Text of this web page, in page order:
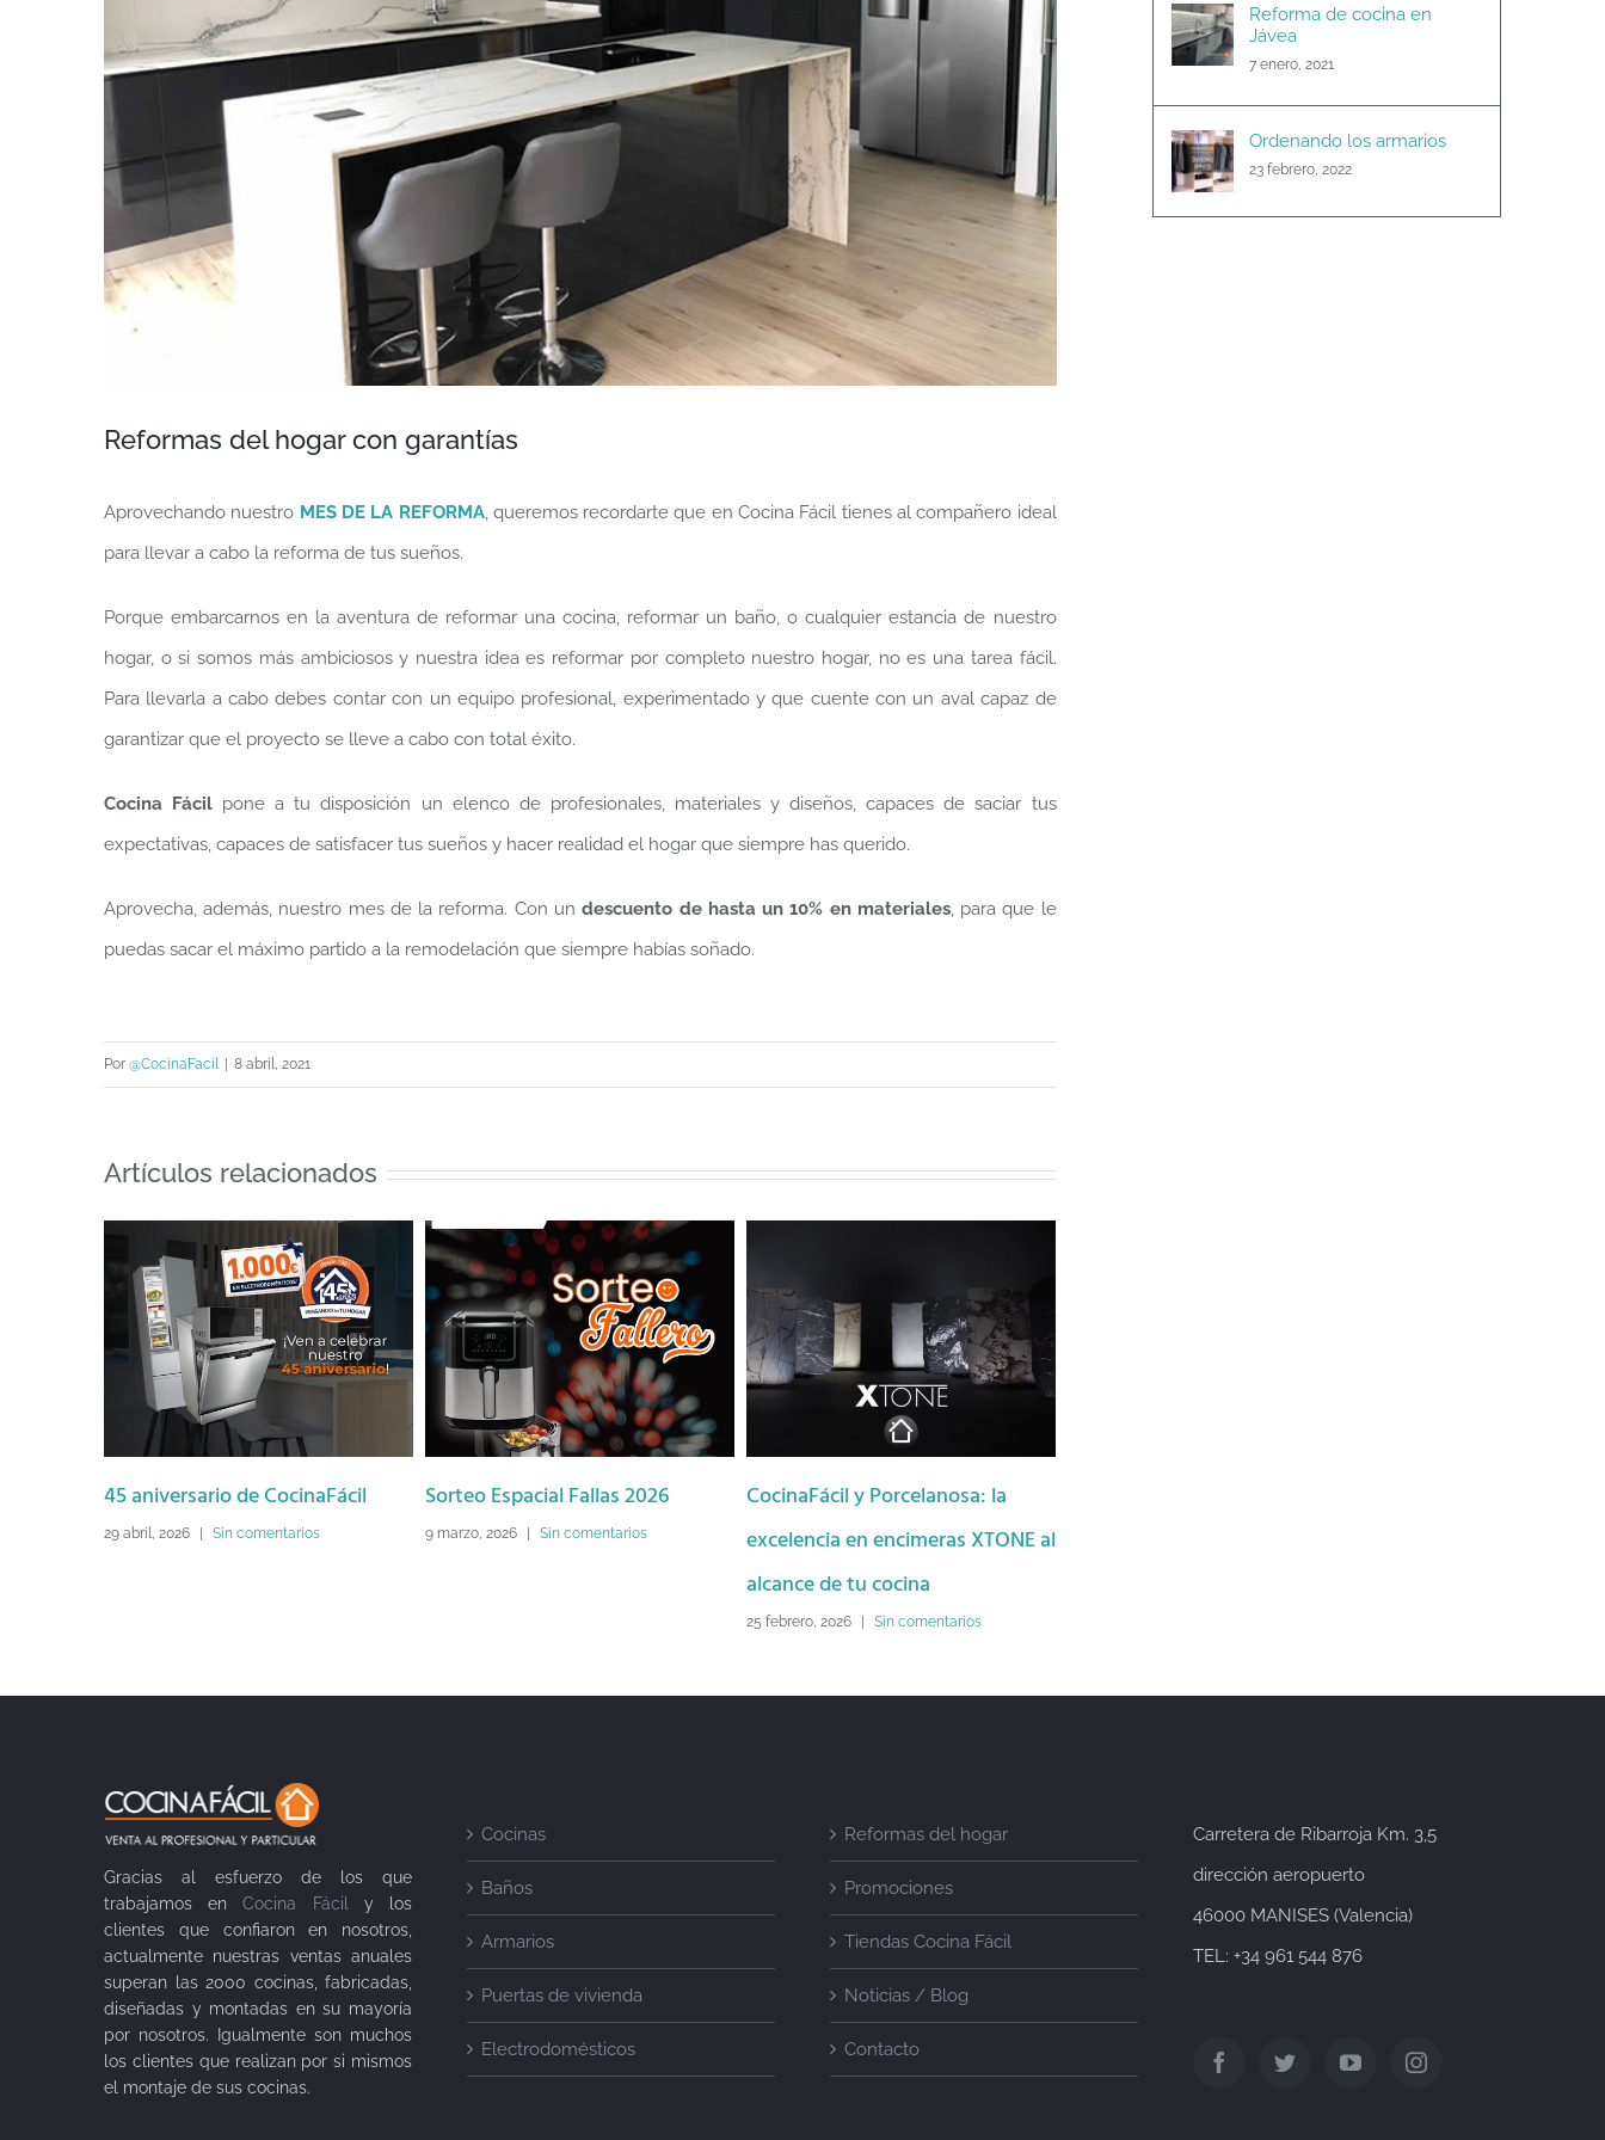
Reformas del hogar con garantías
Aprovechando nuestro MES DE LA REFORMA, queremos recordarte que en Cocina Fácil tienes al compañero ideal
para llevar a cabo la reforma de tus sueños.
Porque embarcarnos en la aventura de reformar una cocina, reformar un baño, o cualquier estancia de nuestro
hogar, o si somos más ambiciosos y nuestra idea es reformar por completo nuestro hogar, no es una tarea fácil.
Para llevarla a cabo debes contar con un equipo profesional, experimentado y que cuente con un aval capaz de
garantizar que el proyecto se lleve a cabo con total éxito.
Cocina Fácil pone a tu disposición un elenco de profesionales, materiales y diseños, capaces de saciar tus
expectativas, capaces de satisfacer tus sueños y hacer realidad el hogar que siempre has querido.
Aprovecha, además, nuestro mes de la reforma. Con undescuento de hasta un 10% en materiales, para que le
puedas sacar el máximo partido a la remodelación que siempre habías soñado.
Por @CocinaFacil 8 abril, 2021
Artículos relacionados
de CocinaFácil
Sin comentarios
Sorteo Espacial Fallas 2026
9 marzo, 2026 Sin comentarios
CocinaFácil y Porcelanosa: la
excelencia en encimeras XTONE al
Sin comentarios
Este invierno transformo mi
cocina con CocinaFácil
12 febrero, 2026
Reforma de cocina en
Jávea
7 enero, 2021
Ordenando los armarios
23 febrero, 2022
Gracias al esfuerzo de los que
trabajamos enCocina Fácil
y los
clientes que confiaron en nosotros,
actualmente nuestras ventas anuales
superan las 2000 cocinas, fabricadas,
diseñadas y montadas en su mayoría
por nosotros. Igualmente son muchos
los clientes que realizan por si mismos
el montaje de sus cocinas.
Cocinas
Baños
Armarios
Puertas de vivienda
Electrodomésticos
Reformas del hogar
Promociones
Tiendas Cocina Fácil
Noticias / Blog
Contacto
Carretera de Ribarroja Km. 3,5
dirección aeropuerto
46000 MANISES (Valencia)
TEL: +34 961 544 876